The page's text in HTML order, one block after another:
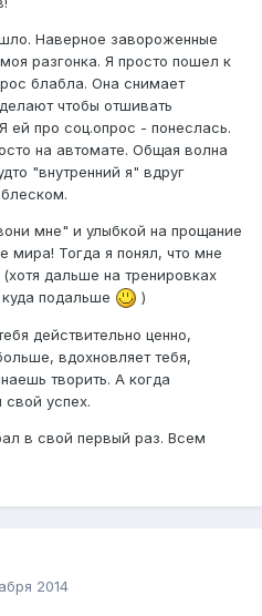
Наверное завороженные
разгонка. Я просто пошел к
блабла. Она снимает
чтобы отшивать
ей про соц.опрос - понеслась.
на автомате. Общая волна
"внутренний я" вдруг
мне" и улыбкой на прощание
мира! Тогда я понял, что мне
дальше на тренировках
подальше
)
действительно ценно,
вдохновляет тебя,
творить. А когда
успех.
в свой первый раз. Всем
2014